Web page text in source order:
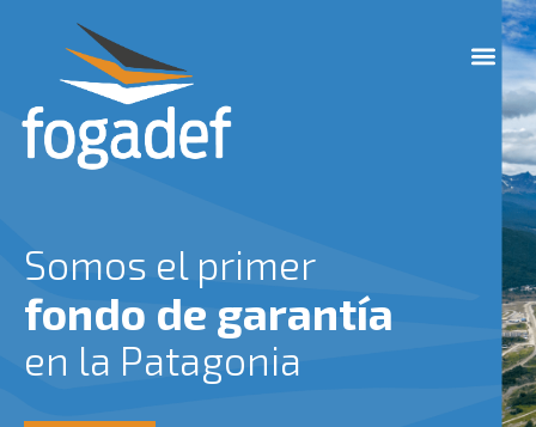
M
e
Somos el primer
fondo de garantía
en la Patagonia